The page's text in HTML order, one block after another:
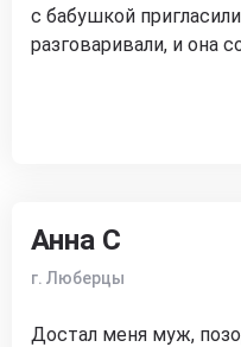
с бабушкой
разговаривали, и она
Анна С
г. Люберцы
Достал меня муж,